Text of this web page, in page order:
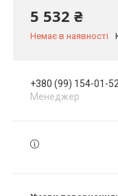
5 532 ₴
Немає в наявності
+380 (99) 154-01-52
Менеджер